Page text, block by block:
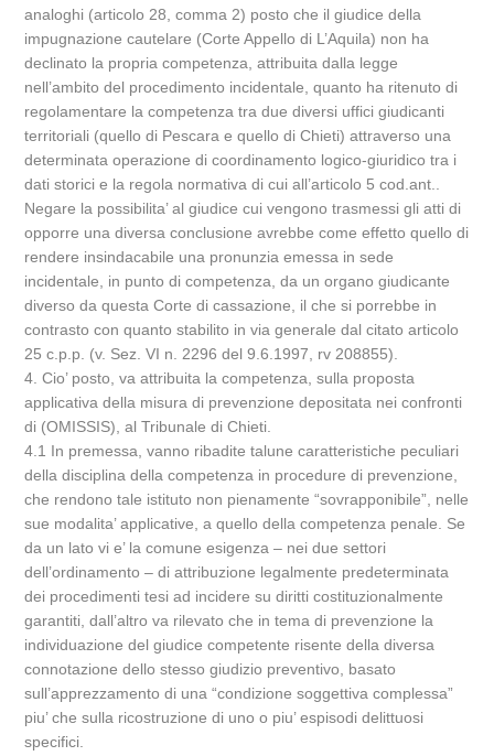
analoghi (articolo 28, comma 2) posto che il giudice della
impugnazione cautelare (Corte Appello di L’Aquila) non ha
declinato la propria competenza, attribuita dalla legge
nell’ambito del procedimento incidentale, quanto ha ritenuto di
regolamentare la competenza tra due diversi uffici giudicanti
territoriali (quello di Pescara e quello di Chieti) attraverso una
determinata operazione di coordinamento logico-giuridico tra i
dati storici e la regola normativa di cui all’articolo 5 cod.ant..
Negare la possibilita’ al giudice cui vengono trasmessi gli atti di
opporre una diversa conclusione avrebbe come effetto quello di
rendere insindacabile una pronunzia emessa in sede
incidentale, in punto di competenza, da un organo giudicante
diverso da questa Corte di cassazione, il che si porrebbe in
contrasto con quanto stabilito in via generale dal citato articolo
25 c.p.p. (v. Sez. VI n. 2296 del 9.6.1997, rv 208855).
4. Cio’ posto, va attribuita la competenza, sulla proposta
applicativa della misura di prevenzione depositata nei confronti
di (OMISSIS), al Tribunale di Chieti.
4.1 In premessa, vanno ribadite talune caratteristiche peculiari
della disciplina della competenza in procedure di prevenzione,
che rendono tale istituto non pienamente “sovrapponibile”, nelle
sue modalita’ applicative, a quello della competenza penale. Se
da un lato vi e’ la comune esigenza – nei due settori
dell’ordinamento – di attribuzione legalmente predeterminata
dei procedimenti tesi ad incidere su diritti costituzionalmente
garantiti, dall’altro va rilevato che in tema di prevenzione la
individuazione del giudice competente risente della diversa
connotazione dello stesso giudizio preventivo, basato
sull’apprezzamento di una “condizione soggettiva complessa”
piu’ che sulla ricostruzione di uno o piu’ espisodi delittuosi
specifici.